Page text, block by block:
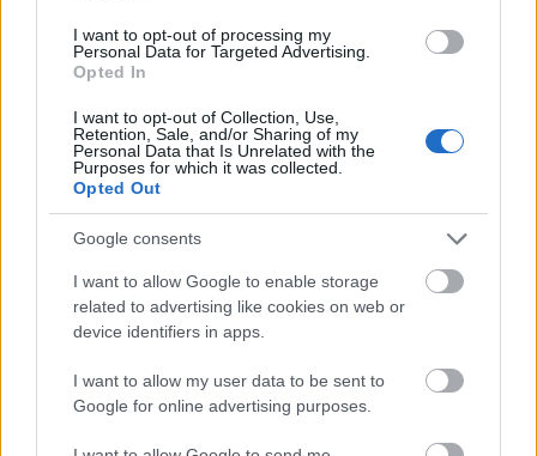
I want to opt-out of processing my
Personal Data for Targeted Advertising.
Opted In
I want to opt-out of Collection, Use,
Retention, Sale, and/or Sharing of my
Personal Data that Is Unrelated with the
Purposes for which it was collected.
Opted Out
Google consents
I want to allow Google to enable storage
related to advertising like cookies on web or
device identifiers in apps.
I want to allow my user data to be sent to
Google for online advertising purposes.
fejlesztési tervben meghatározott fejlesztési terület
alapján a résztvevő szakmai tapasztalatot szerezhet
illetve olyan kompetenciákat fejleszthet, melyek
beazonosításra kerültek az DÉT-fejlesztési tervben
meghatározott lépések során. A program
személyenként 2-4 hétig tart.
Egyéni állásinterjú szimuláció
, ahol egy-egy
résztvevővel két HR szakember készít interjút, arra a
területre és speciális munkakörre vonatkoztatva,
ahová a tanuló a DÉT-Térképe alapján leginkább
(visszajelzés, tanácsadás, értékelés) követ a DÉT
szakértő jelenlétével. A cél, hogy a résztvevők
egyénileg megtapasztaljanak egy állásinterjú-